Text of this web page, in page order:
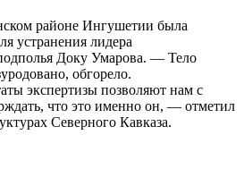
районе Ингушетии была
устранения лидера
Доку Умарова. — Тело
обгорело.
экспертизы позволяют нам с
что это именно он, — отметил
Северного Кавказа.